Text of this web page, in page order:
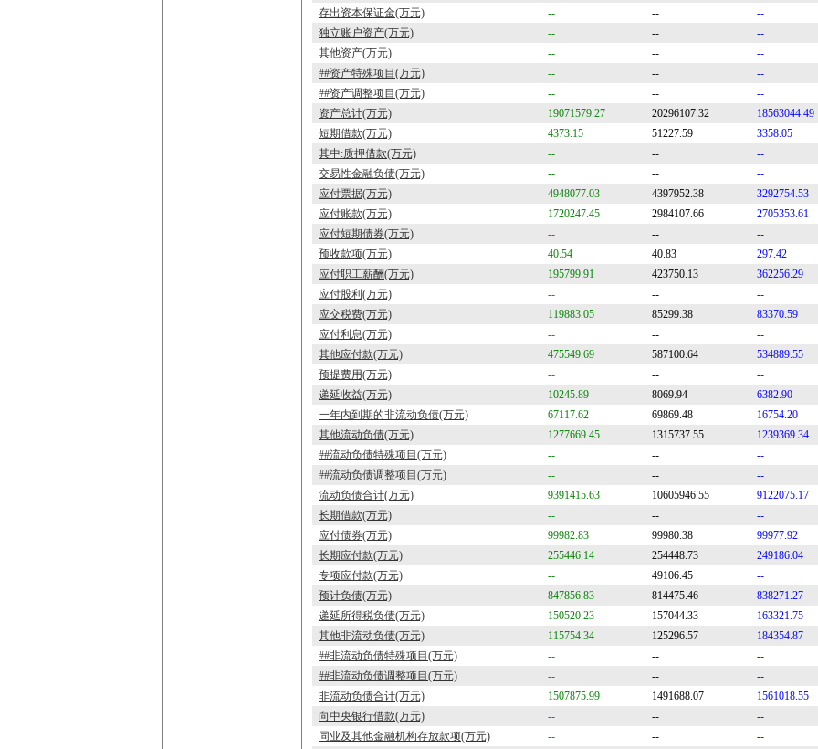
存出资本保证金(万元)
-- -- --
独立账户资产(万元)
-- -- --
其他资产(万元)
-- -- --
##资产特殊项目(万元)
-- -- --
##资产调整项目(万元)
-- -- --
资产总计(万元)
19071579.27 20296107.32 18563044.49
短期借款(万元)
4373.15 51227.59 3358.05
其中:质押借款(万元)
-- -- --
交易性金融负债(万元)
-- -- --
应付票据(万元)
4948077.03 4397952.38 3292754.53
应付账款(万元)
1720247.45 2984107.66 2705353.61
应付短期债券(万元)
-- -- --
预收款项(万元)
40.54 40.83 297.42
应付职工薪酬(万元)
195799.91 423750.13 362256.29
应付股利(万元)
-- -- --
应交税费(万元)
119883.05 85299.38 83370.59
应付利息(万元)
-- -- --
其他应付款(万元)
475549.69 587100.64 534889.55
预提费用(万元)
-- -- --
递延收益(万元)
10245.89 8069.94 6382.90
一年内到期的非流动负债(万元)
67117.62 69869.48 16754.20
其他流动负债(万元)
1277669.45 1315737.55 1239369.34
##流动负债特殊项目(万元)
-- -- --
##流动负债调整项目(万元)
-- -- --
流动负债合计(万元)
9391415.63 10605946.55 9122075.17
长期借款(万元)
-- -- --
应付债券(万元)
99982.83 99980.38 99977.92
长期应付款(万元)
255446.14 254448.73 249186.04
专项应付款(万元)
-- 49106.45 --
预计负债(万元)
847856.83 814475.46 838271.27
递延所得税负债(万元)
150520.23 157044.33 163321.75
其他非流动负债(万元)
115754.34 125296.57 184354.87
##非流动负债特殊项目(万元)
-- -- --
##非流动负债调整项目(万元)
-- -- --
非流动负债合计(万元)
1507875.99 1491688.07 1561018.55
向中央银行借款(万元)
-- -- --
同业及其他金融机构存放款项(万元)
-- -- --